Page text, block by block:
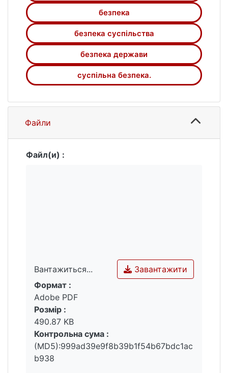
безпека
безпека суспільства
безпека держави
суспільна безпека.
Файли
Файл(и) :
Вантажиться...
Вантажиться...
Завантажити
Формат :
Adobe PDF
Розмір :
490.87 KB
Контрольна сума :
(MD5):999ad39e9f8b39b1f54b67bdc1ac
b938